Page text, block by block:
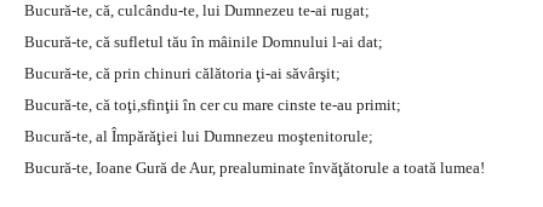
Bucură-te, că, culcându-te, lui Dumnezeu te-ai rugat;
Bucură-te, că sufletul tău în mâinile Domnului l-ai dat;
Bucură-te, că prin chinuri călătoria ţi-ai săvârşit;
Bucură-te, că toţi,sfinţii în cer cu mare cinste te-au primit;
Bucură-te, al Împărăţiei lui Dumnezeu moştenitorule;
Bucură-te, Ioane Gură de Aur, prealuminate învăţătorule a toată lumea!